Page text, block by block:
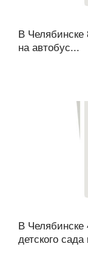
В Челябинске
на автобус...
В Челябинске
детского сада